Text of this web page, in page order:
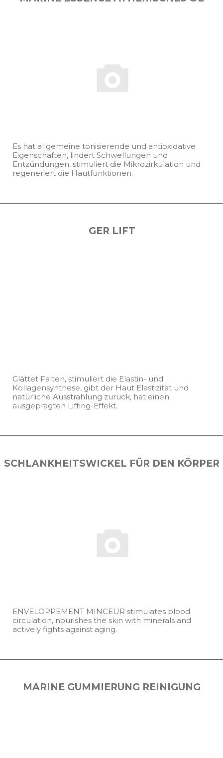
Es hat allgemeine tonisierende und antioxidative
Eigenschaften, lindert Schwellungen und
Entzündungen, stimuliert die Mikrozirkulation und
regeneriert die Hautfunktionen.
GER LIFT
Glättet Falten, stimuliert die Elastin- und
Kollagensynthese, gibt der Haut Elastizität und
natürliche Ausstrahlung zurück, hat einen
ausgeprägten Lifting-Effekt.
SCHLANKHEITSWICKEL FÜR DEN KÖRPER
ENVELOPPEMENT MINCEUR stimulates blood
circulation, nourishes the skin with minerals and
actively fights against aging.
MARINE GUMMIERUNG REINIGUNG